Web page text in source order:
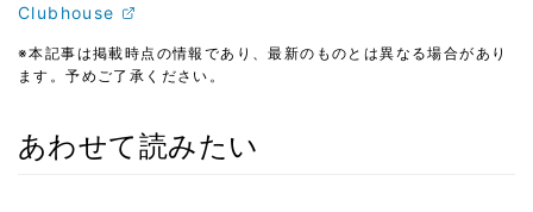
Clubhouse
※本記事は掲載時点の情報であり、最新のものとは異なる場合があり
ます。予めご了承ください。
あわせて読みたい